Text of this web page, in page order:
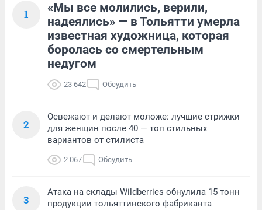
1
«Мы все молились, верили,
надеялись» — в Тольятти умерла
известная художница, которая
боролась со смертельным
недугом
23 642 Обсудить
2
Освежают и делают моложе: лучшие стрижки
для женщин после 40 — топ стильных
вариантов от стилиста
2 067 Обсудить
3
Атака на склады Wildberries обнулила 15 тонн
продукции тольяттинского фабриканта